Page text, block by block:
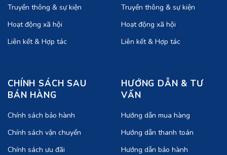
Truyền thông & sự kiện
Hoạt động xã hội
Liên kết & Hợp tác
Truyền thông & sự kiện
Hoạt động xã hội
Liên kết & Hợp tác
CHÍNH SÁCH SAU
BÁN HÀNG
Chính sách bảo hành
Chính sách vận chuyển
Chính sách ưu đãi
HƯỚNG DẪN & TƯ
VẤN
Hướng dẫn mua hàng
Hướng dẫn thanh toán
Hướng dẫn bảo hành